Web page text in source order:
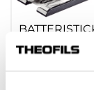
FESTOOL